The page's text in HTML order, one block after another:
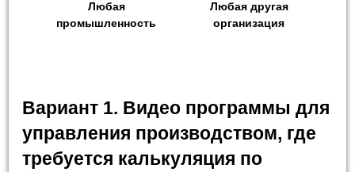
Любая
промышленность
Любая другая
организация
Вариант 1. Видео программы для
управления производством, где
требуется калькуляция по